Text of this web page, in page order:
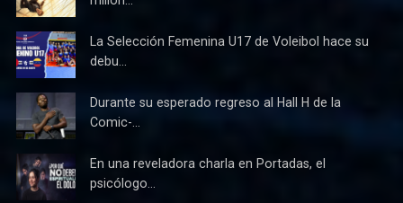
La Selección Femenina U17 de Voleibol hace su
debu...
Durante su esperado regreso al Hall H de la
Comic-...
En una reveladora charla en Portadas, el
psicólogo...